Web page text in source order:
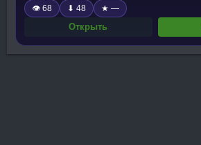
👁 68 ⬇ 48 ★ —
Открыть